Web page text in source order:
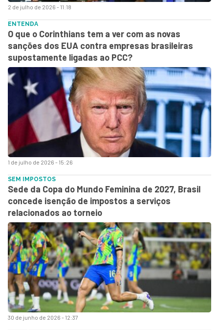
2 de julho de 2026 - 11:18
1 de julho de 2026 - 15:26
ENTENDA
O que o Corinthians tem a ver com as novas
sanções dos EUA contra empresas brasileiras
supostamente ligadas ao PCC?
30 de junho de 2026 - 12:37
SEM IMPOSTOS
Sede da Copa do Mundo Feminina de 2027, Brasil
concede isenção de impostos a serviços
relacionados ao torneio